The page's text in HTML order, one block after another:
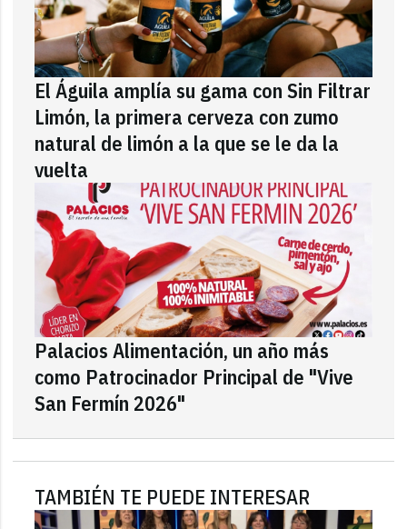
El Águila amplía su gama con Sin Filtrar
Limón, la primera cerveza con zumo
natural de limón a la que se le da la
vuelta
Palacios Alimentación, un año más
como Patrocinador Principal de "Vive
San Fermín 2026"
TAMBIÉN TE PUEDE INTERESAR